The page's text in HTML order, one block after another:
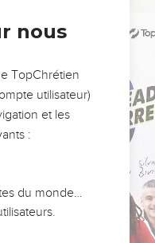
nous
TopChrétien
utilisateur)
et les
:
du monde…